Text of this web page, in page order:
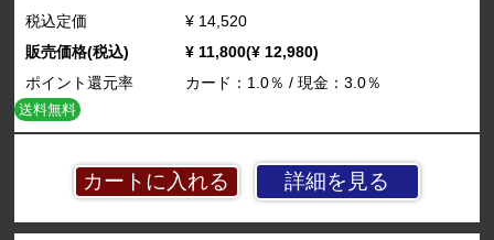
詳細を見る
税込定価
¥ 14,520
販売価格(税込)
¥ 11,800(¥ 12,980)
ポイント還元率
カード：1.0％ / 現金：3.0％
送料無料